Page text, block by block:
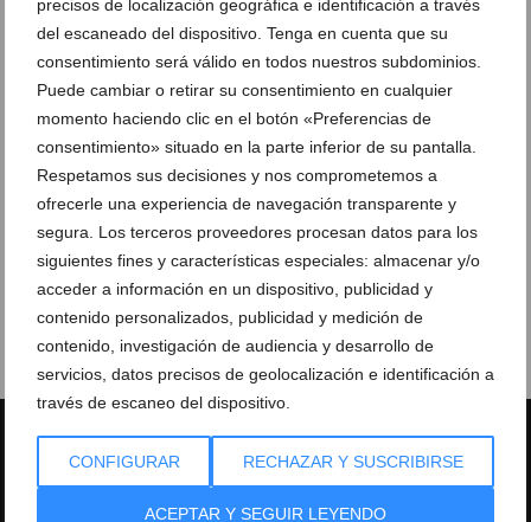
precisos de localización geográfica e identificación a través
del escaneado del dispositivo. Tenga en cuenta que su
consentimiento será válido en todos nuestros subdominios.
Puede cambiar o retirar su consentimiento en cualquier
momento haciendo clic en el botón «Preferencias de
consentimiento» situado en la parte inferior de su pantalla.
Respetamos sus decisiones y nos comprometemos a
ofrecerle una experiencia de navegación transparente y
segura. Los terceros proveedores procesan datos para los
siguientes fines y características especiales: almacenar y/o
acceder a información en un dispositivo, publicidad y
contenido personalizados, publicidad y medición de
contenido, investigación de audiencia y desarrollo de
servicios, datos precisos de geolocalización e identificación a
través de escaneo del dispositivo.
CONFIGURAR RECHAZAR Y SUSCRIBIRSE
ACEPTAR Y SEGUIR LEYENDO